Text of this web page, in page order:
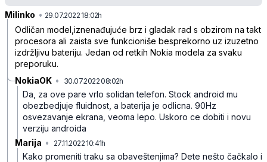
Milinko • 29.07.2022 18:02h
Odličan model,iznenađujuće brz i gladak rad s obzirom na takt
procesora ali zaista sve funkcioniše besprekorno uz izuzetno
izdržljivu bateriju. Jedan od retkih Nokia modela za svaku
preporuku.
NokiaOK • 30.07.2022 08:02h
Da, za ove pare vrlo solidan telefon. Stock android mu
obezbedjuje fluidnost, a baterija je odlicna. 90Hz
osvezavanje ekrana, veoma lepo. Uskoro ce dobiti i novu
verziju androida
Marija • 27.11.2022 10:41h
Kako promeniti traku sa obaveštenjima? Dete nešto čačkalo i